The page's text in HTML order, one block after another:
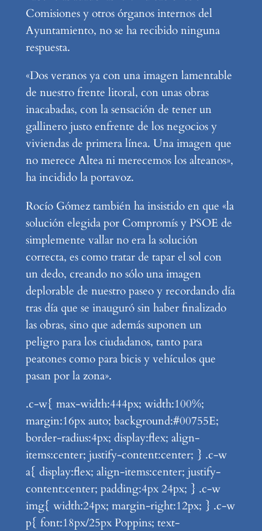
Comisiones y otros órganos internos del
Ayuntamiento, no se ha recibido ninguna
respuesta.
«Dos veranos ya con una imagen lamentable
de nuestro frente litoral, con unas obras
inacabadas, con la sensación de tener un
gallinero justo enfrente de los negocios y
viviendas de primera línea. Una imagen que
no merece Altea ni merecemos los alteanos»,
ha incidido la portavoz.
Rocío Gómez también ha insistido en que «la
solución elegida por Compromís y PSOE de
simplemente vallar no era la solución
correcta, es como tratar de tapar el sol con
un dedo, creando no sólo una imagen
deplorable de nuestro paseo y recordando día
tras día que se inauguró sin haber finalizado
las obras, sino que además suponen un
peligro para los ciudadanos, tanto para
peatones como para bicis y vehículos que
pasan por la zona».
.c-w{ max-width:444px; width:100%;
margin:16px auto; background:#00755E;
border-radius:4px; display:flex; align-
items:center; justify-content:center; } .c-w
a{ display:flex; align-items:center; justify-
content:center; padding:4px 24px; } .c-w
img{ width:24px; margin-right:12px; } .c-w
p{ font:18px/25px Poppins; text-